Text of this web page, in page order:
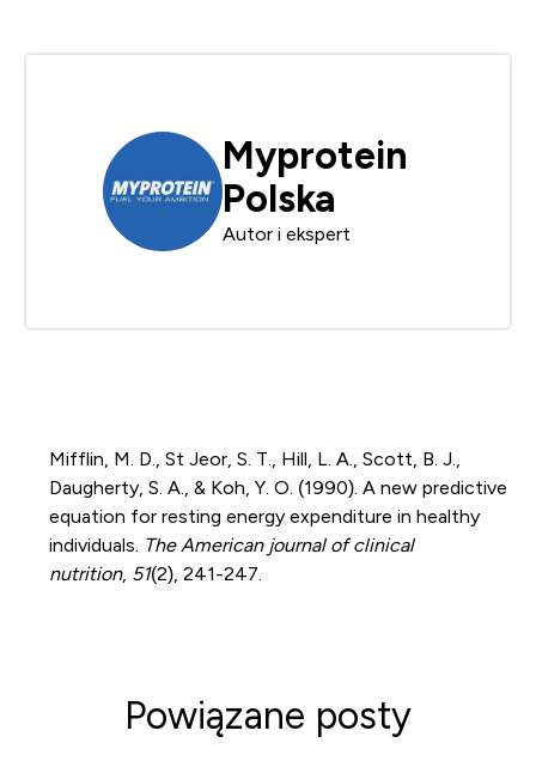
Myprotein
Polska
Autor i ekspert
Mifflin, M. D., St Jeor, S. T., Hill, L. A., Scott, B. J.,
Daugherty, S. A., & Koh, Y. O. (1990). A new predictive
equation for resting energy expenditure in healthy
individuals. The American journal of clinical
nutrition, 51(2), 241-247.
Powiązane posty